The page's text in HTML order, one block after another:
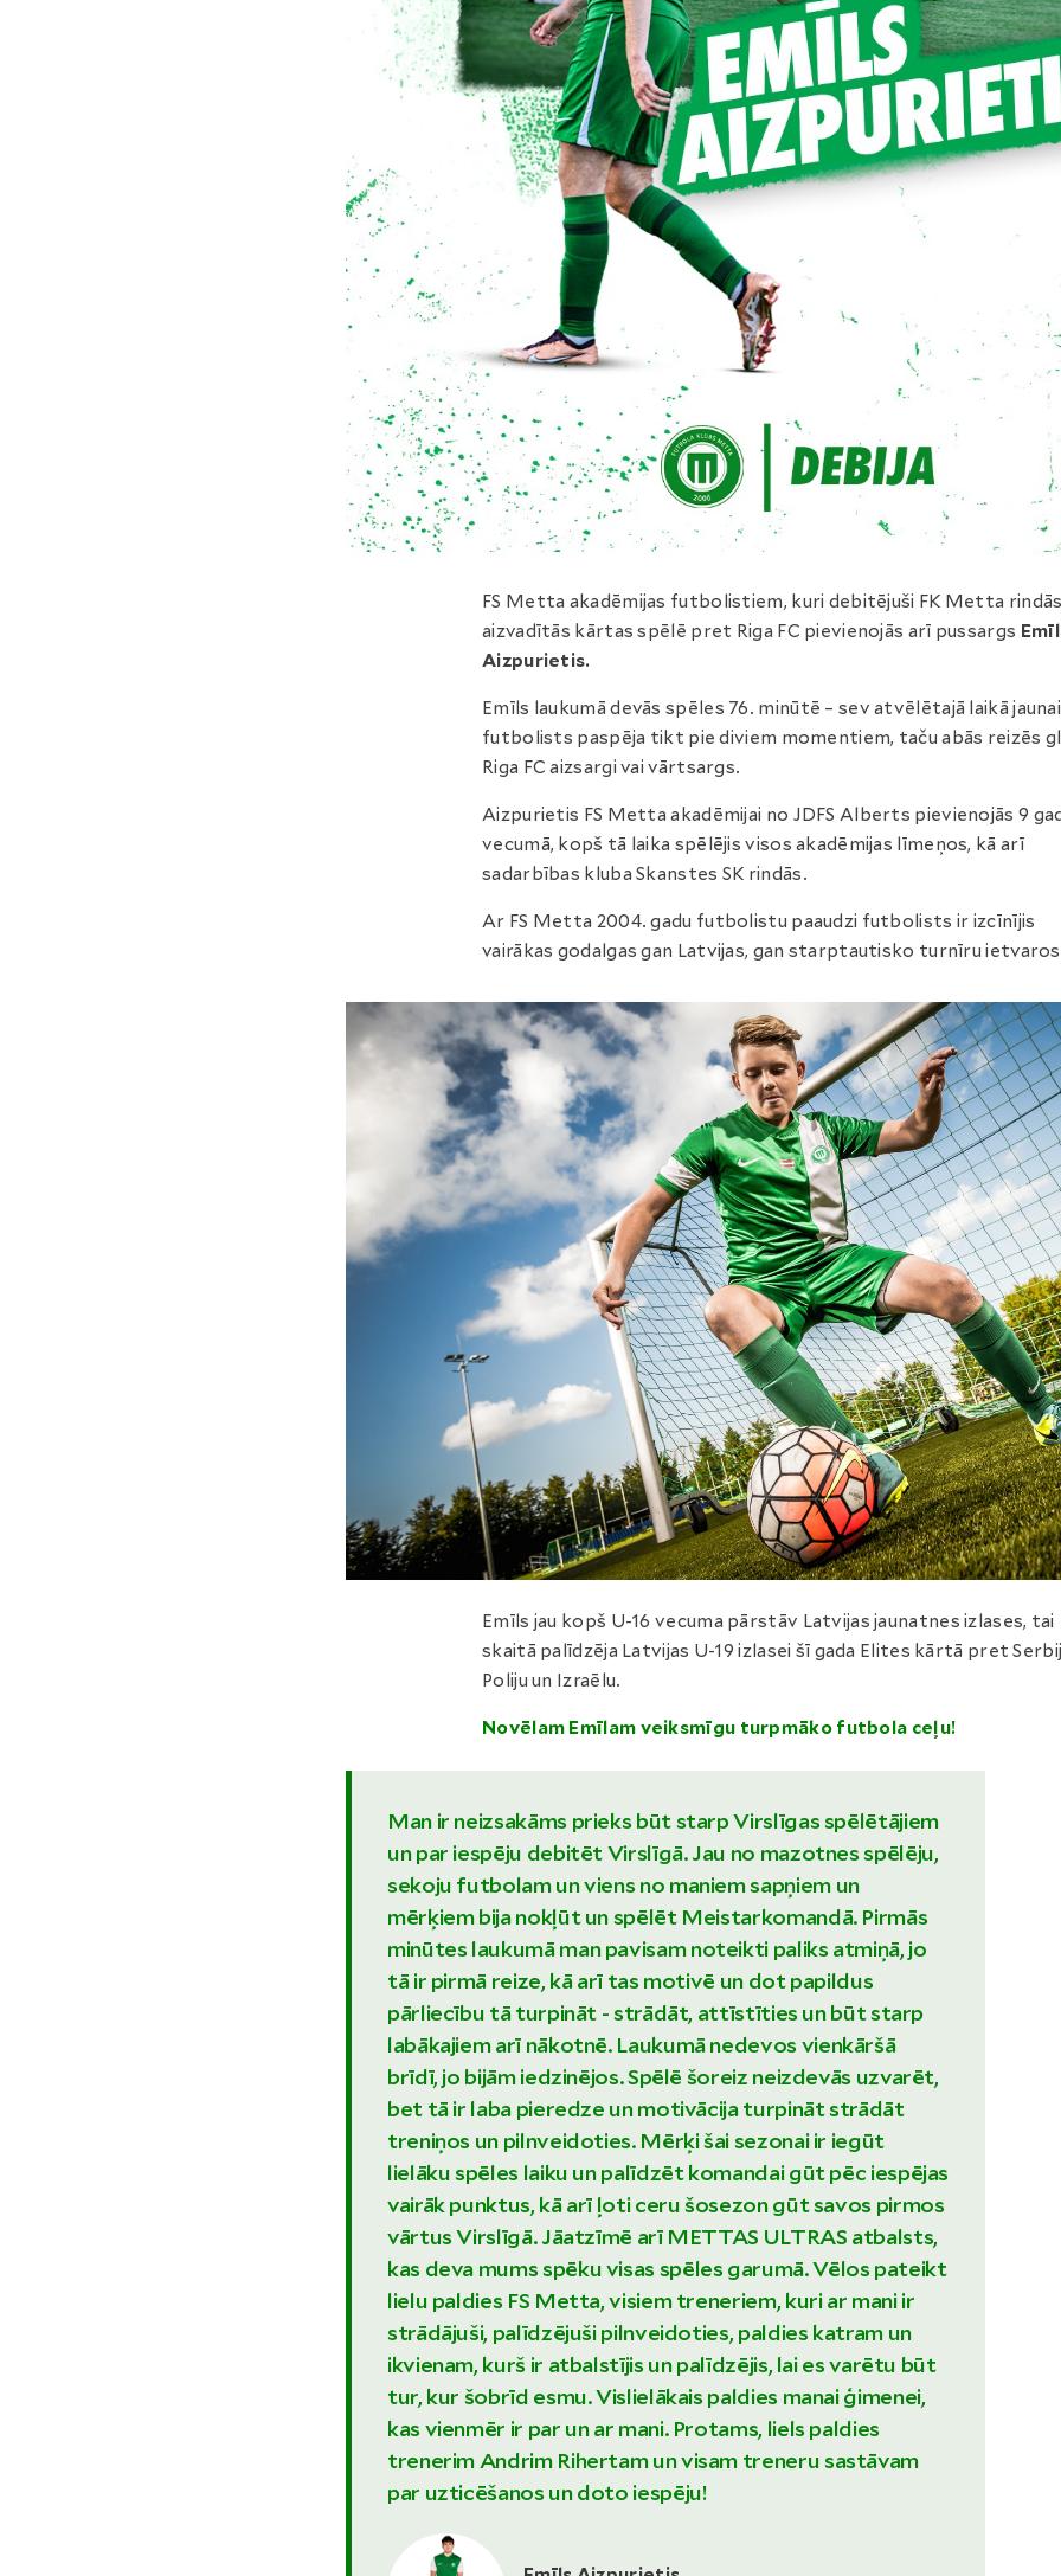
FS Metta akadēmijas futbolistiem, kuri debitējuši FK Metta
aizvadītās kārtas spēlē pret Riga FC pievienojās arī pussargs
Aizpurietis.
Emīls laukumā devās spēles 76. minūtē – sev atvēlētajā laikā
futbolists paspēja tikt pie diviem momentiem, taču abās reizēs
Riga FC aizsargi vai vārtsargs.
Aizpurietis FS Metta akadēmijai no JDFS Alberts pievienojās 9
vecumā, kopš tā laika spēlējis visos akadēmijas līmeņos, kā arī
sadarbības kluba Skanstes SK rindās.
Ar FS Metta 2004. gadu futbolistu paaudzi futbolists ir izcīnījis
vairākas godalgas gan Latvijas, gan starptautisko turnīru
Emīls jau kopš U-16 vecuma pārstāv Latvijas jaunatnes izlases, tai
skaitā palīdzēja Latvijas U-19 izlasei šī gada Elites kārtā pret
Poliju un Izraēlu.
Novēlam Emīlam veiksmīgu turpmāko futbola ceļu!
Man ir neizsakāms prieks būt starp Virslīgas spēlētājiem
un par iespēju debitēt Virslīgā. Jau no mazotnes spēlēju,
sekoju futbolam un viens no maniem sapņiem un
mērķiem bija nokļūt un spēlēt Meistarkomandā. Pirmās
minūtes laukumā man pavisam noteikti paliks atmiņā, jo
tā ir pirmā reize, kā arī tas motivē un dot papildus
pārliecību tā turpināt - strādāt, attīstīties un būt starp
labākajiem arī nākotnē. Laukumā nedevos vienkāršā
brīdī, jo bijām iedzinējos. Spēlē šoreiz neizdevās uzvarēt,
bet tā ir laba pieredze un motivācija turpināt strādāt
treniņos un pilnveidoties. Mērķi šai sezonai ir iegūt
lielāku spēles laiku un palīdzēt komandai gūt pēc iespējas
vairāk punktus, kā arī ļoti ceru šosezon gūt savos pirmos
vārtus Virslīgā. Jāatzīmē arī METTAS ULTRAS atbalsts,
kas deva mums spēku visas spēles garumā. Vēlos pateikt
lielu paldies FS Metta, visiem treneriem, kuri ar mani ir
strādājuši, palīdzējuši pilnveidoties, paldies katram un
ikvienam, kurš ir atbalstījis un palīdzējis, lai es varētu būt
tur, kur šobrīd esmu. Vislielākais paldies manai ģimenei,
kas vienmēr ir par un ar mani. Protams, liels paldies
trenerim Andrim Rihertam un visam treneru sastāvam
par uzticēšanos un doto iespēju!